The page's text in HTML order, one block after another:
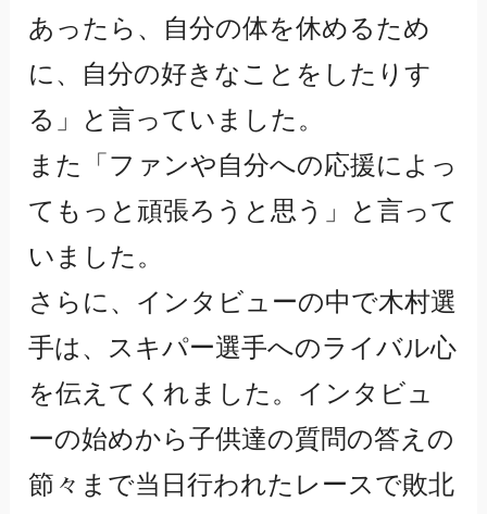
あったら、自分の体を休めるため
に、自分の好きなことをしたりす
る」と言っていました。
また「ファンや自分への応援によっ
てもっと頑張ろうと思う」と言って
いました。
さらに、インタビューの中で木村選
手は、スキパー選手へのライバル心
を伝えてくれました。インタビュ
ーの始めから子供達の質問の答えの
節々まで当日行われたレースで敗北